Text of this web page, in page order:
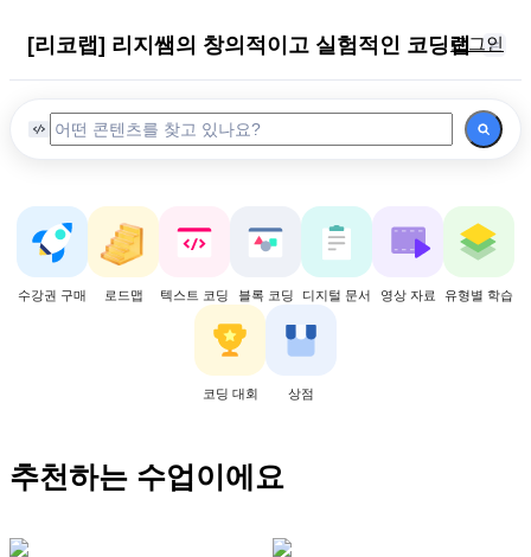
[리코랩] 리지쌤의 창의적이고 실험적인 코딩랩로그인
수강권 구매 로드맵 텍스트 코딩 블록 코딩 디지털 문서 영상 자료 유형별 학습
코딩 대회 상점
추천하는 수업이에요